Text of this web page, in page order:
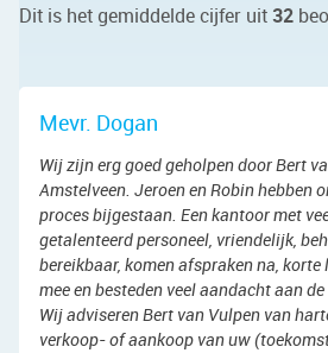
Dit is het gemiddelde cijfer uit32
Mevr. Dogan
Wij zijn erg goed geholpen door Bert
Amstelveen. Jeroen en Robin hebben
proces bijgestaan. Een kantoor met
getalenteerd personeel, vriendelijk,
bereikbaar, komen afspraken na,
mee en besteden veel aandacht aan
Wij adviseren Bert van Vulpen van
verkoop- of aankoop van uw